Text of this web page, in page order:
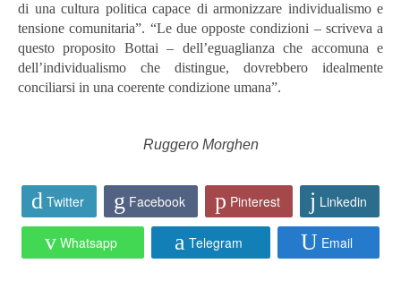
di una cultura politica capace di armonizzare individualismo e
tensione comunitaria”. “Le due opposte condizioni – scriveva a
questo proposito Bottai – dell’eguaglianza che accomuna e
dell’individualismo che distingue, dovrebbero idealmente
conciliarsi in una coerente condizione umana”.
Ruggero Morghen
Twitter Facebook Pinterest Linkedin
Whatsapp Telegram Email